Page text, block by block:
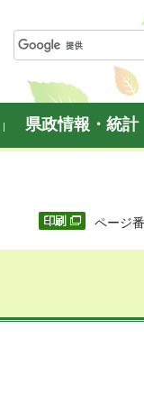
県政情報・統計
ページ